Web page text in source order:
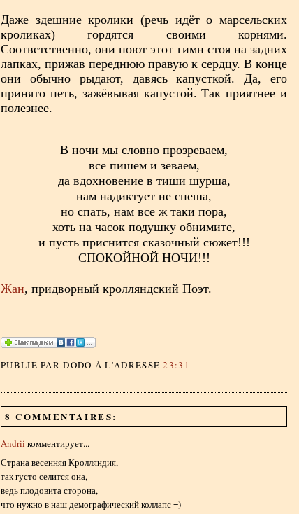
Даже здешние кролики (речь идёт о марсельских
кроликах) гордятся своими корнями.
Соответственно, они поют этот гимн стоя на задних
лапках, прижав переднюю правую к сердцу. В конце
они обычно рыдают, давясь капусткой. Да, его
принято петь, зажёвывая капустой. Так приятнее и
полезнее.
В ночи мы словно прозреваем,
все пишем и зеваем,
да вдохновение в тиши шурша,
нам надиктует не спеша,
но спать, нам все ж таки пора,
хоть на часок подушку обнимите,
и пусть приснится сказочный сюжет!!!
СПОКОЙНОЙ НОЧИ!!!
Жан, придворный кролляндский Поэт.
PUBLIÉ PAR DODO À L'ADRESSE23:31
8 COMMENTAIRES:
Andrii комментирует...
Страна весенняя Кролляндия,
так густо селится она,
ведь плодовита сторона,
что нужно в наш демографический коллапс =)